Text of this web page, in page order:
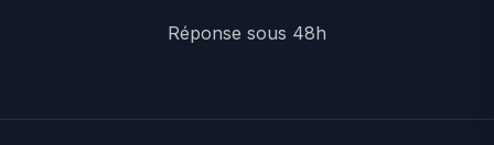
Réponse sous 48h